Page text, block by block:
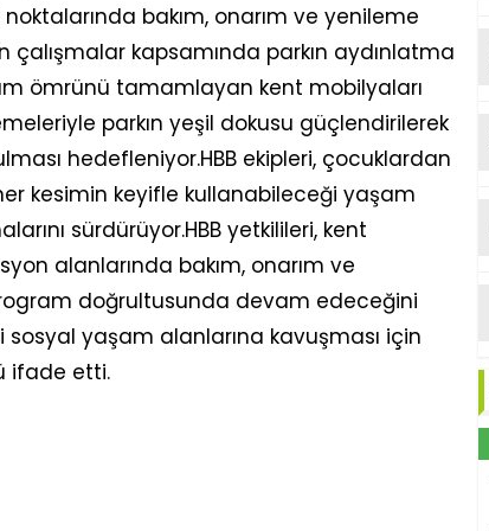
bakım, onarım ve yenileme
çalışmalar kapsamında parkın aydınlatma
ömrünü tamamlayan kent mobilyaları
parkın yeşil dokusu güçlendirilerek
hedefleniyor.HBB ekipleri, çocuklardan
kesimin keyifle kullanabileceği yaşam
sürdürüyor.HBB yetkilileri, kent
alanlarında bakım, onarım ve
doğrultusunda devam edeceğini
yaşam alanlarına kavuşması için
ifade etti.